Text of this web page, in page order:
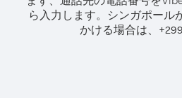
ら入力します。 シンガポール
かける場合は、
+299